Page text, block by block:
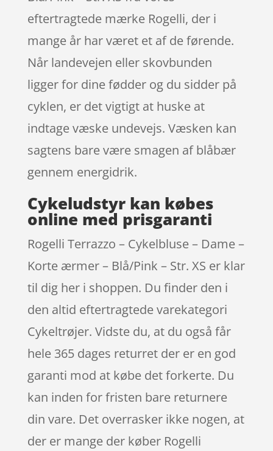
eftertragtede mærke Rogelli, der i
mange år har været et af de førende.
Når landevejen eller skovbunden
ligger for dine fødder og du sidder på
cyklen, er det vigtigt at huske at
indtage væske undevejs. Væsken kan
sagtens bare være smagen af blåbær
gennem energidrik.
Cykeludstyr kan købes
online med prisgaranti
Rogelli Terrazzo – Cykelbluse – Dame –
Korte ærmer – Blå/Pink – Str. XS er klar
til dig her i shoppen. Du finder den i
den altid eftertragtede varekategori
Cykeltrøjer. Vidste du, at du også får
hele 365 dages returret der er en god
garanti mod at købe det forkerte. Du
kan inden for fristen bare returnere
din vare. Det overrasker ikke nogen, at
der er mange der køber Rogelli